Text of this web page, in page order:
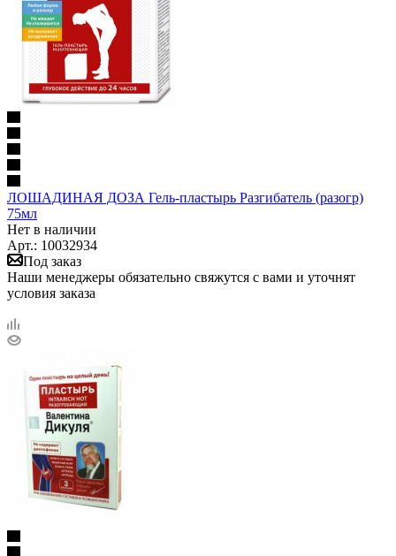
ЛОШАДИНАЯ ДОЗА Гель-пластырь Разгибатель (разогр)
75мл
Нет в наличии
Арт.: 10032934
Под заказ
Наши менеджеры обязательно свяжутся с вами и уточнят
условия заказа